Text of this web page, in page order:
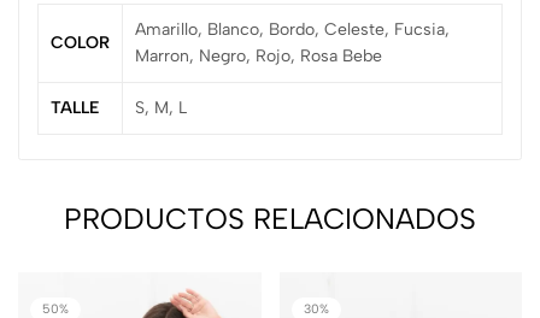
COLOR
Amarillo, Blanco, Bordo, Celeste, Fucsia,
Marron, Negro, Rojo, Rosa Bebe
TALLE S, M, L
PRODUCTOS RELACIONADOS
50% 30%